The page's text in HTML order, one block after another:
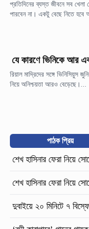
প্রতিদিনের ব্যস্ত জীবনে সব
পারবেন না। একটু বেছে নিতে হবে
যে কারণে ভিনিকে আর
রিয়াল মাদ্রিদের সঙ্গে ভিনিসিয়ুস
নিয়ে অনিশ্চয়তা আরও বেড়েছে।...
পাঠক প্রিয়
শেখ হাসিনার ফেরা নিয়ে
শেখ হাসিনার ফেরা নিয়ে
দুবাইয়ে ২০ মিনিটে ৭